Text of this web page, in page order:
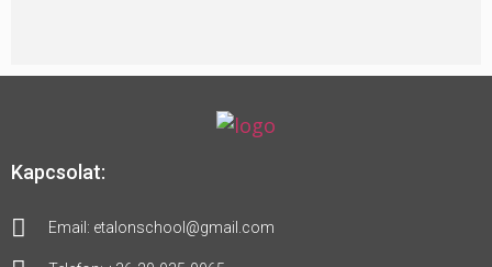
Kapcsolat:
Email: etalonschool@gmail.com